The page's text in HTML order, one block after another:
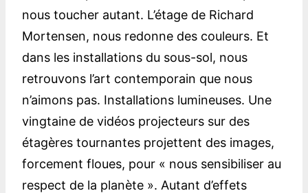
nous toucher autant. L’étage de Richard
Mortensen, nous redonne des couleurs. Et
dans les installations du sous-sol, nous
retrouvons l’art contemporain que nous
n’aimons pas. Installations lumineuses. Une
vingtaine de vidéos projecteurs sur des
étagères tournantes projettent des images,
forcement floues, pour « nous sensibiliser au
respect de la planète ». Autant d’effets